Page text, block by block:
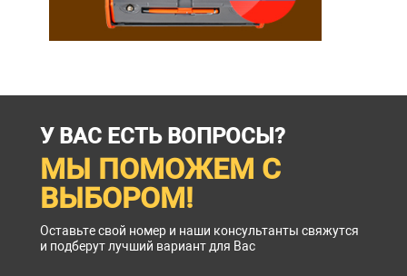
У ВАС ЕСТЬ ВОПРОСЫ?
МЫ ПОМОЖЕМ С
ВЫБОРОМ!
Оставьте свой номер и наши консультанты свяжутся
и подберут лучший вариант для Вас